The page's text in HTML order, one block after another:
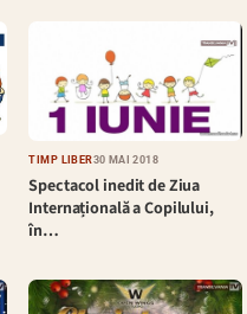
TIMP LIBER30 MAI 2018
Spectacol inedit de Ziua
Internațională a Copilului,
în…